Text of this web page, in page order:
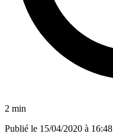
2 min
Publié le 15/04/2020 à 16:48